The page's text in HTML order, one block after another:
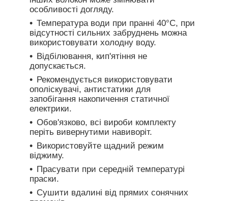
особливості догляду.
Температура води при пранні 40°C, при
відсутності сильних забруднень можна
використовувати холодну воду.
Відбілювання, кип'ятіння не
допускається.
Рекомендується використовувати
ополіскувачі, антистатики для
запобігання накопичення статичної
електрики.
Обов'язково, всі вироби комплекту
періть вивернутими навиворіт.
Використовуйте щадний режим
віджиму.
Прасувати при середній температурі
праски.
Сушити вдалині від прямих сонячних